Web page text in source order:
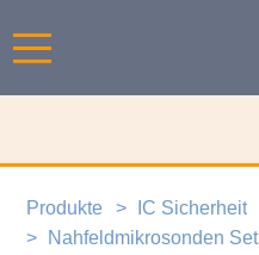
Produkte IC Sicherheit
Nahfeldmikrosonden